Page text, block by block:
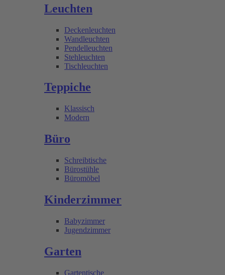
Leuchten
Deckenleuchten
Wandleuchten
Pendelleuchten
Stehleuchten
Tischleuchten
Teppiche
Klassisch
Modern
Büro
Schreibtische
Bürostühle
Büromöbel
Kinderzimmer
Babyzimmer
Jugendzimmer
Garten
Gartentische